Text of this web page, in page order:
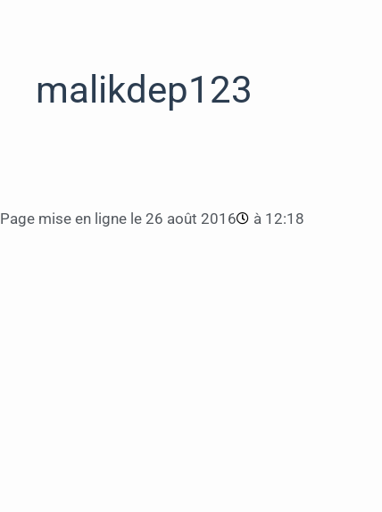
malikdep123
Page mise en ligne le 26 août 2016 à 12:18